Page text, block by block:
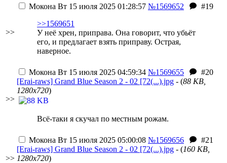
>>
Мокона Вт 15 июля 2025 01:28:57 №1569652
#19
>>1569651
У неё хрен, приправа. Она говорит, что убьёт
его, и предлагает взять приправу. Острая,
наверное.
>>
Мокона Вт 15 июля 2025 04:59:34 №1569655
#20
[Erai-raws] Grand Blue Season 2 - 02 [72(...).jpg - (88 KB,
1280x720)
Всё-таки я скучал по местным рожам.
>>
Мокона Вт 15 июля 2025 05:00:08 №1569656
#21
[Erai-raws] Grand Blue Season 2 - 02 [72(...).jpg - (160 KB,
1280x720)